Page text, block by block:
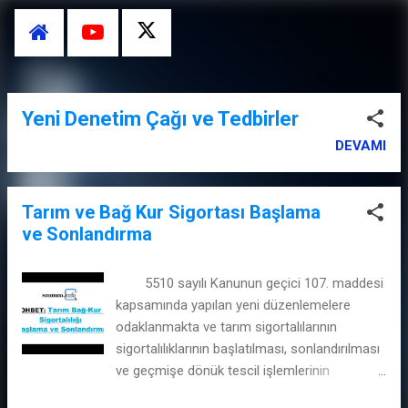
y
ı
Yeni Denetim Çağı ve Tedbirler
DEVAMI
Tarım ve Bağ Kur Sigortası Başlama
ve Sonlandırma
5510 sayılı Kanunun geçici 107. maddesi
kapsamında yapılan yeni düzenlemelere
odaklanmakta ve tarım sigortalılarının
sigortalılıklarının başlatılması, sonlandırılması
ve geçmişe dönük tescil işlemlerinin